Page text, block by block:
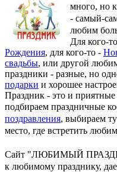
много, но
- самый-
любим
Для кого-
Рождения, для кого-то -
свадьбы, или другой
праздники - разные, но
подарки и хорошее
Праздник - это и
подбираем праздничные
поздравления, выбираем
место, где встретить
Сайт "ЛЮБИМЫЙ
к любимому празднику,